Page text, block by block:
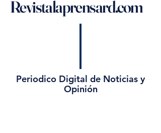
Revistalaprensard.com
Periodico Digital de Noticias y
Opinión